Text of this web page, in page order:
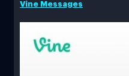
Vine Messages